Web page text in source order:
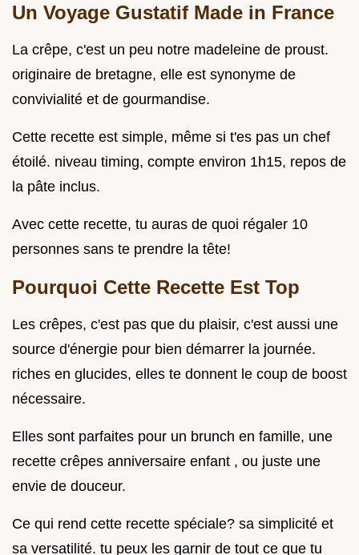
Un Voyage Gustatif Made in France
La crêpe, c'est un peu notre madeleine de proust.
originaire de bretagne, elle est synonyme de
convivialité et de gourmandise.
Cette recette est simple, même si t'es pas un chef
étoilé. niveau timing, compte environ 1h15, repos de
la pâte inclus.
Avec cette recette, tu auras de quoi régaler 10
personnes sans te prendre la tête!
Pourquoi Cette Recette Est Top
Les crêpes, c'est pas que du plaisir, c'est aussi une
source d'énergie pour bien démarrer la journée.
riches en glucides, elles te donnent le coup de boost
nécessaire.
Elles sont parfaites pour un brunch en famille, une
recette crêpes anniversaire enfant , ou juste une
envie de douceur.
Ce qui rend cette recette spéciale? sa simplicité et
sa versatilité. tu peux les garnir de tout ce que tu